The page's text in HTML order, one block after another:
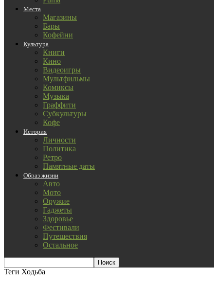
Места
Магазины
Бары
Кофейни
Культура
Книги
Кино
Видеоигры
Мультфильмы
Комиксы
Музыка
Граффити
Субкультуры
Кофе
История
Личности
Политика
Ретро
Памятные даты
Образ жизни
Авто
Мото
Оружие
Гаджеты
Здоровье
Фестивали
Путешествия
Остальное
Теги Ходьба